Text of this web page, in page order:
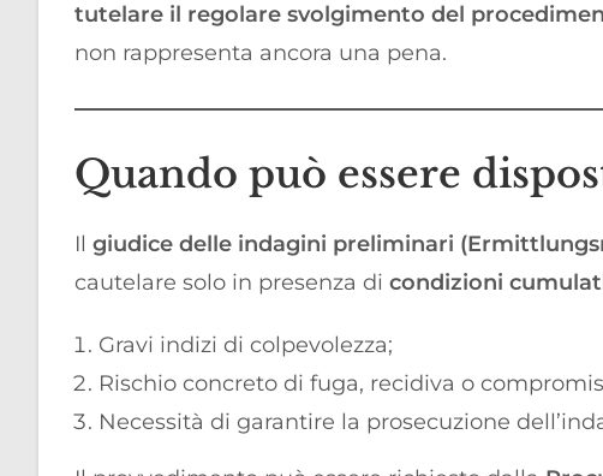
tutelare il regolare svolgimento del
non rappresenta ancora una pena.
Quando può essere
Il giudice delle indagini preliminari
cautelare solo in presenza di condizioni
Gravi indizi di colpevolezza;
Rischio concreto di fuga, recidiva o
Necessità di garantire la prosecuzione